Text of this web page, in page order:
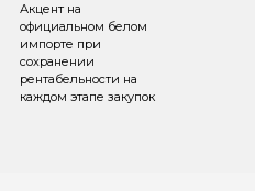
Акцент на
официальном белом
импорте при
сохранении
рентабельности на
каждом этапе закупок